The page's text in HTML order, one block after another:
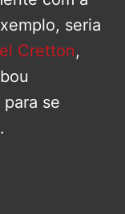
seria
Cretton,
se
.